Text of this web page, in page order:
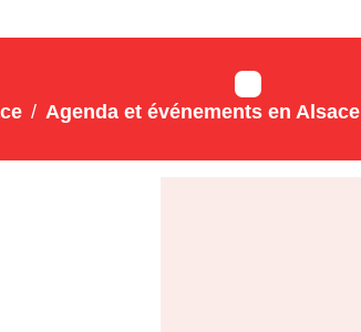
Agenda et événements en Alsace